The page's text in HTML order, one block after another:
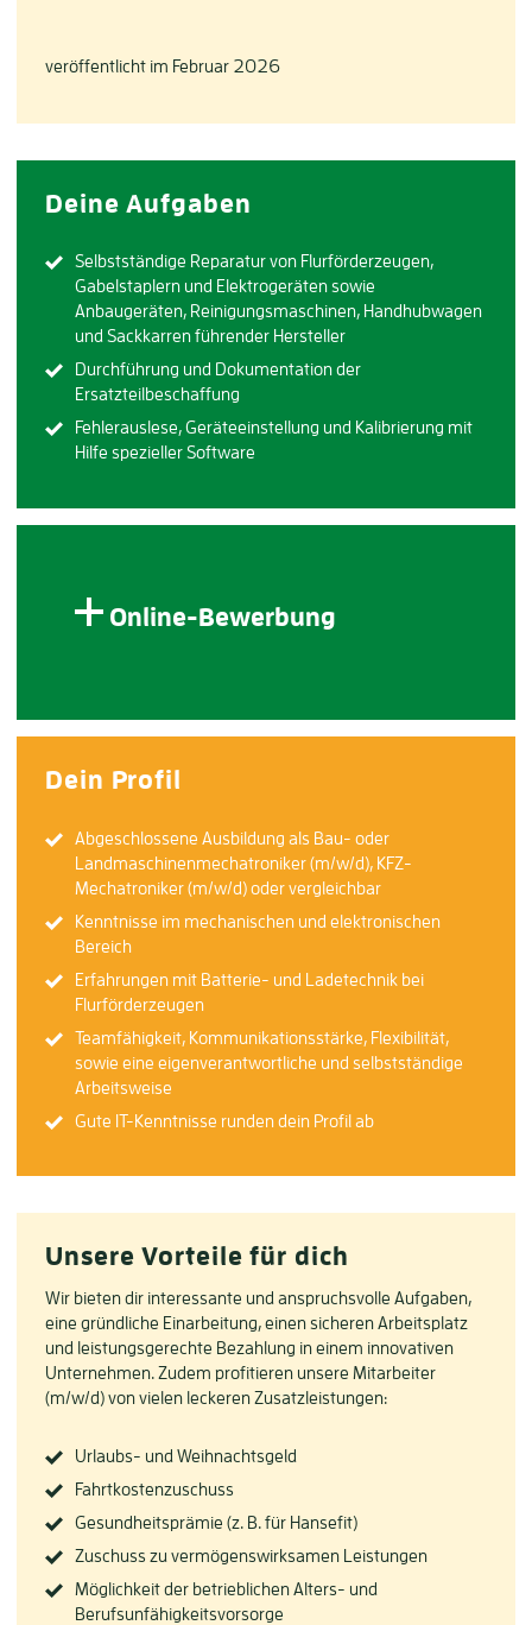
veröffentlicht im Februar 2026
Deine Aufgaben
Selbstständige Reparatur von Flurförderzeugen,
Gabelstaplern und Elektrogeräten sowie
Anbaugeräten, Reinigungsmaschinen, Handhubwagen
und Sackkarren führender Hersteller
Durchführung und Dokumentation der
Ersatzteilbeschaffung
Fehlerauslese, Geräteeinstellung und Kalibrierung mit
Hilfe spezieller Software
Online-Bewerbung
Dein Profil
Abgeschlossene Ausbildung als Bau- oder
Landmaschinenmechatroniker (m/w/d), KFZ-
Mechatroniker (m/w/d) oder vergleichbar
Kenntnisse im mechanischen und elektronischen
Bereich
Erfahrungen mit Batterie- und Ladetechnik bei
Flurförderzeugen
Teamfähigkeit, Kommunikationsstärke, Flexibilität,
sowie eine eigenverantwortliche und selbstständige
Arbeitsweise
Gute IT-Kenntnisse runden dein Profil ab
Unsere Vorteile für dich
Wir bieten dir interessante und anspruchsvolle Aufgaben,
eine gründliche Einarbeitung, einen sicheren Arbeitsplatz
und leistungsgerechte Bezahlung in einem innovativen
Unternehmen. Zudem profitieren unsere Mitarbeiter
(m/w/d) von vielen leckeren Zusatzleistungen:
Urlaubs- und Weihnachtsgeld
Fahrtkostenzuschuss
Gesundheitsprämie (z. B. für Hansefit)
Zuschuss zu vermögenswirksamen Leistungen
Möglichkeit der betrieblichen Alters- und
Berufsunfähigkeitsvorsorge